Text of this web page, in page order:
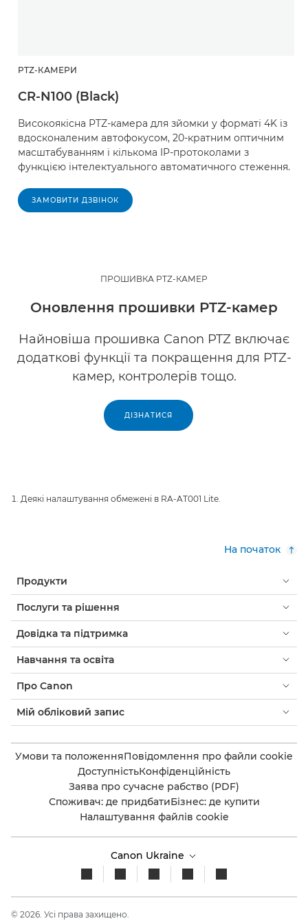
PTZ-КАМЕРИ
CR-N100 (Black)
Високоякісна PTZ-камера для зйомки у форматі 4K із
вдосконаленим автофокусом, 20-кратним оптичним
масштабуванням і кількома IP-протоколами з
функцією інтелектуального автоматичного стеження.
ЗАМОВИТИ ДЗВІНОК
ПРОШИВКА PTZ-КАМЕР
Оновлення прошивки PTZ-камер
Найновіша прошивка Canon PTZ включає
додаткові функції та покращення для PTZ-
камер, контролерів тощо.
ДІЗНАТИСЯ
Деякі налаштування обмежені в RA-AT001 Lite.
На початок
Продукти
Послуги та рішення
Довідка та підтримка
Навчання та освіта
Про Canon
Мій обліковий запис
Умови та положенняПовідомлення про файли cookie
ДоступністьКонфіденційність
Заява про сучасне рабство (PDF)
Споживач: де придбатиБізнес: де купити
Налаштування файлів cookie
Canon Ukraine
© 2026. Усі права захищено.